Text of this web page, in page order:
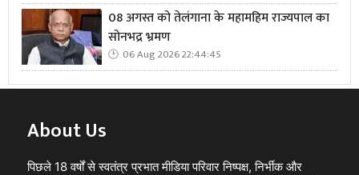
08 अगस्त को तेलंगाना के महामहिम राज्यपाल का
सोनभद्र भ्रमण
06 Aug 2026 22:44:45
About Us
पिछले 18 वर्षों से स्वतंत्र प्रभात मीडिया परिवार निष्पक्ष, निर्भीक और